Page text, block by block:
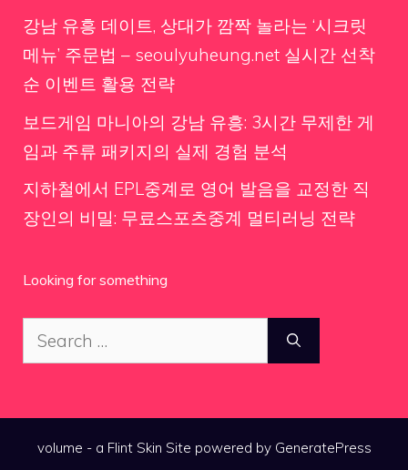
강남 유흥 데이트, 상대가 깜짝 놀라는 ‘시크릿
메뉴’ 주문법 – seoulyuheung.net 실시간 선착
순 이벤트 활용 전략
보드게임 마니아의 강남 유흥: 3시간 무제한 게
임과 주류 패키지의 실제 경험 분석
지하철에서 EPL중계로 영어 발음을 교정한 직
장인의 비밀: 무료스포츠중계 멀티러닝 전략
Looking for something
Search
for:
volume - a Flint Skin Site powered by GeneratePress